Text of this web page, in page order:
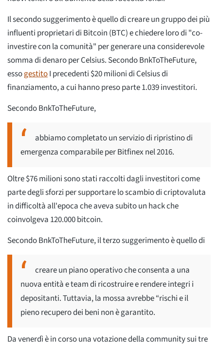
Il secondo suggerimento è quello di creare un gruppo dei più
influenti proprietari di Bitcoin (BTC) e chiedere loro di "co-
investire con la comunità" per generare una considerevole
somma di denaro per Celsius. Secondo BnkToTheFuture,
essogestitoI precedenti $20 milioni di Celsius di
finanziamento, a cui hanno preso parte 1.039 investitori.
Secondo BnkToTheFuture,
abbiamo completato un servizio di ripristino di
emergenza comparabile per Bitfinex nel 2016.
Oltre $76 milioni sono stati raccolti dagli investitori come
parte degli sforzi per supportare lo scambio di criptovaluta
in difficoltà all'epoca che aveva subito un hack che
coinvolgeva 120.000 bitcoin.
Secondo BnkToTheFuture, il terzo suggerimento è quello di
creare un piano operativo che consenta a una
nuova entità e team di ricostruire e rendere integri i
depositanti. Tuttavia, la mossa avrebbe “rischi e il
pieno recupero dei beni non è garantito.
Da venerdì è in corso una votazione della community sui tre